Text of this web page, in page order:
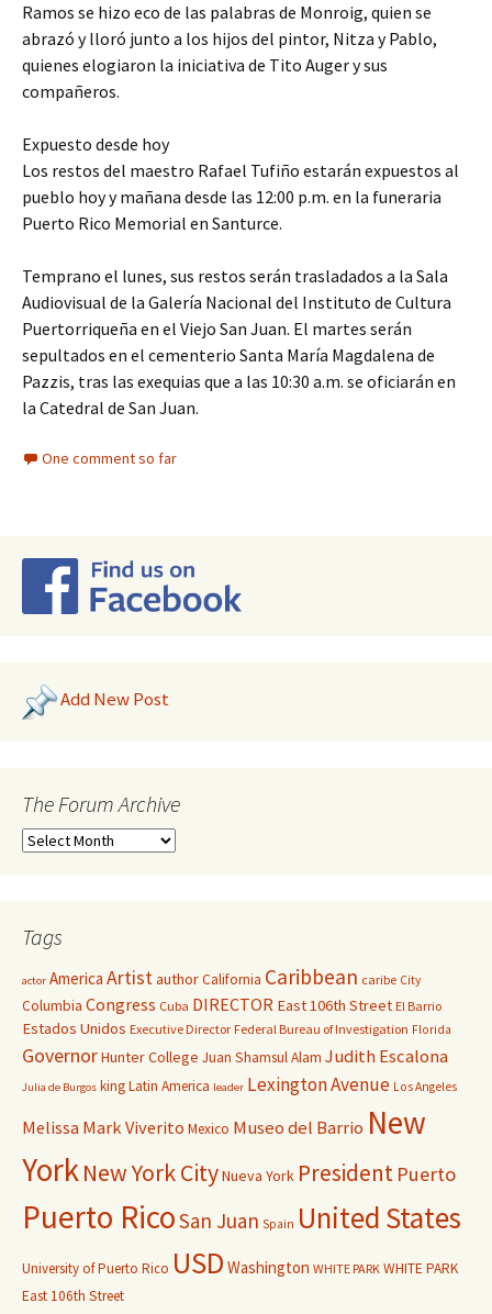
Ramos se hizo eco de las palabras de Monroig, quien se
abrazó y lloró junto a los hijos del pintor, Nitza y Pablo,
quienes elogiaron la iniciativa de Tito Auger y sus
compañeros.
Expuesto desde hoy
Los restos del maestro Rafael Tufiño estarán expuestos al
pueblo hoy y mañana desde las 12:00 p.m. en la funeraria
Puerto Rico Memorial en Santurce.
Temprano el lunes, sus restos serán trasladados a la Sala
Audiovisual de la Galería Nacional del Instituto de Cultura
Puertorriqueña en el Viejo San Juan. El martes serán
sepultados en el cementerio Santa María Magdalena de
Pazzis, tras las exequias que a las 10:30 a.m. se oficiarán en
la Catedral de San Juan.
One comment so far
Add New Post
The Forum Archive
Tags
actor America ArtistauthorCalifornia Caribbean caribe City
Columbia Congress Cuba DIRECTOR East 106th Street El Barrio
Estados Unidos Executive Director Federal Bureau of Investigation Florida
GovernorHunter College Juan Shamsul Alam Judith Escalona
Julia de Burgos kingLatin America leader Lexington Avenue Los Angeles
Melissa Mark Viverito Mexico Museo del Barrio New
YorkNew York CityNueva York President Puerto
Puerto RicoSan Juan Spain United States
University of Puerto Rico USD Washington WHITE PARK WHITE PARK
East 106th Street